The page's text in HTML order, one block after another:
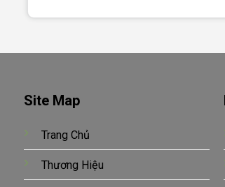
Site Map
Trang Chủ
Thương Hiệu